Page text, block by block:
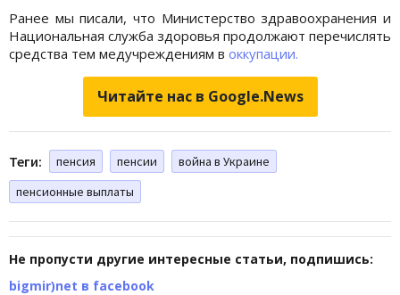
Ранее мы писали, что Министерство здравоохранения и
Национальная служба здоровья продолжают перечислять
средства тем медучреждениям в оккупации.
Читайте нас в Google.News
Теги: пенсия пенсии
война в Украине
пенсионные выплаты
Не пропусти другие интересные статьи, подпишись:
bigmir)net в facebook